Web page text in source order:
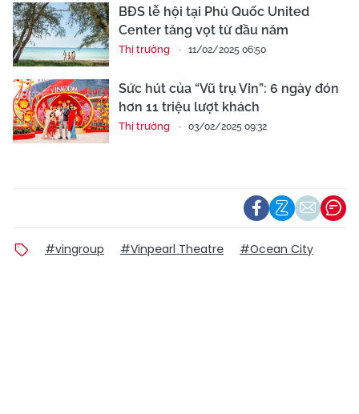
BĐS lễ hội tại Phú Quốc United
Center tăng vọt từ đầu năm
Thị trường 11/02/2025 06:50
Sức hút của “Vũ trụ Vin”: 6 ngày đón
hơn 11 triệu lượt khách
Thị trường 03/02/2025 09:32
#vingroup #Vinpearl Theatre #Ocean City